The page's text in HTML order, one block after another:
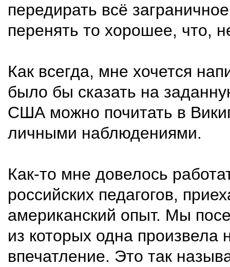
передирать всё
перенять то хорошее, что,
Как всегда, мне хочется
было бы сказать на
США можно почитать в
личными наблюдениями.
Как-то мне довелось
российских педагогов,
американский опыт. Мы
из которых одна произвела
впечатление. Это так